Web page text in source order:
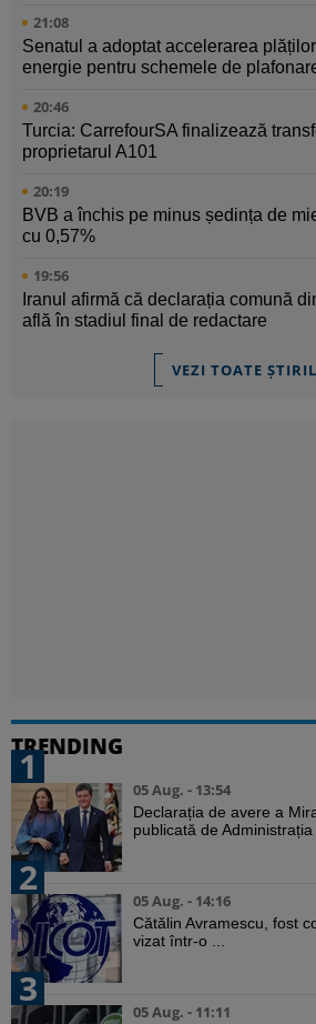
21:08
Senatul a adoptat accelerarea
energie pentru schemele de
20:46
Turcia: CarrefourSA finalizează
proprietarul A101
20:19
BVB a închis pe minus ședința de
cu 0,57%
19:56
Iranul afirmă că declarația comună
află în stadiul final de redactare
VEZI TOATE
TRENDING
1
05 Aug. - 13:54
Declarația de avere a
publicată de Administrația
2
05 Aug. - 14:16
Cătălin Avramescu, fost
vizat într-o ...
3
05 Aug. - 11:11